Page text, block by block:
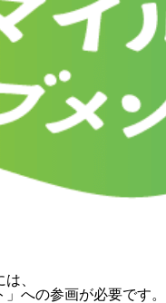
、
への参画が必要です。